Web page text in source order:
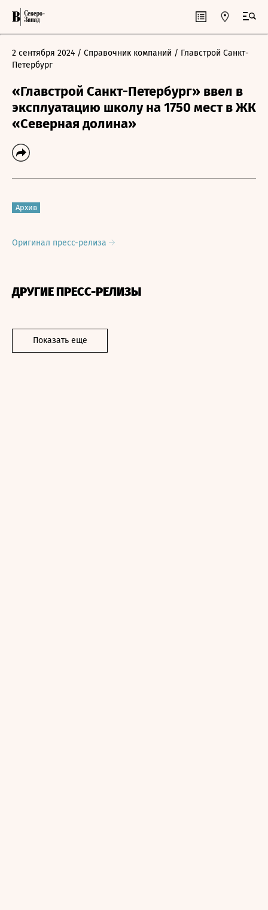
2 сентября 2024 / Справочник компаний / Главстрой Санкт-
Петербург
«Главстрой Санкт-Петербург» ввел в
эксплуатацию школу на 1750 мест в ЖК
«Северная долина»
Архив
Оригинал пресс-релиза
ДРУГИЕ ПРЕСС-РЕЛИЗЫ
Показать еще